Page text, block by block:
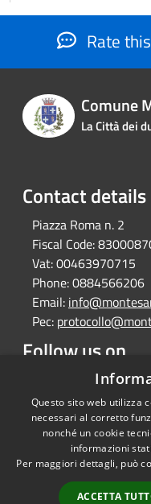
Rate
Comune
La Città dei
Contact details
Piazza Roma n. 2
Fiscal Code:
Vat:00463970715
Phone:0884566206
Email:
Pec:
Follow us on
FacebookYoutube
RSS
Accessibility
Questo sito web utilizza
necessari al corretto
nonché un cookie
informazioni
Per maggiori dettagli, può
ACCETTA